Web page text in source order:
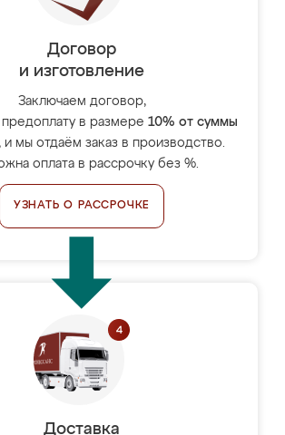
Договор
и изготовление
Заключаем договор,
в размере 10% от суммы
и мы отдаём заказ в производство.
оплата в рассрочку без %.
УЗНАТЬ О РАССРОЧКЕ
Доставка